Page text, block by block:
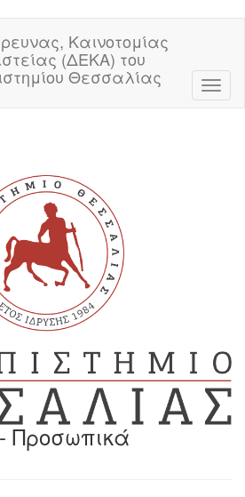
Καινοτομίας
(ΔΕΚΑ) του
Θεσσαλίας
Προσωπικά